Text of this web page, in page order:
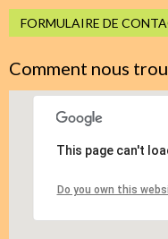
FORMULAIRE DE
Comment nous
This page can't
Do you own this